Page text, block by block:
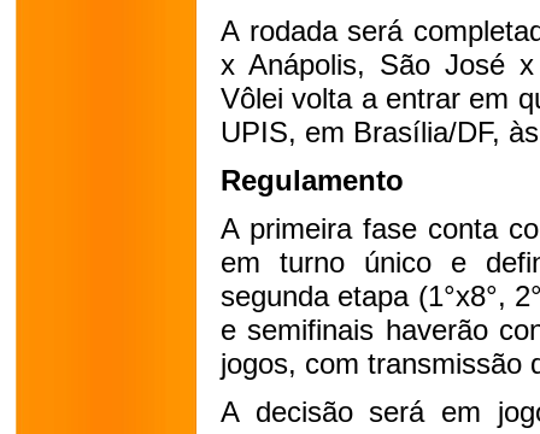
A rodada será
x Anápolis, São José
Vôlei volta a entrar em
UPIS, em Brasília/DF,
Regulamento
A primeira fase conta
em turno único e
segunda etapa (1°x8°,
e semifinais haverão
jogos, com transmissão
A decisão será em